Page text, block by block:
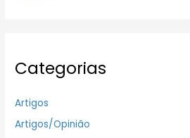
Categorias
Artigos
Artigos/Opinião